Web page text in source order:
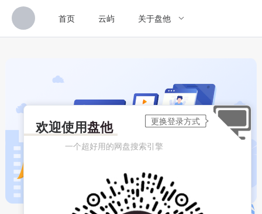
首页 云屿 关于盘他
欢迎使用盘他
一个超好用的网盘搜索引擎